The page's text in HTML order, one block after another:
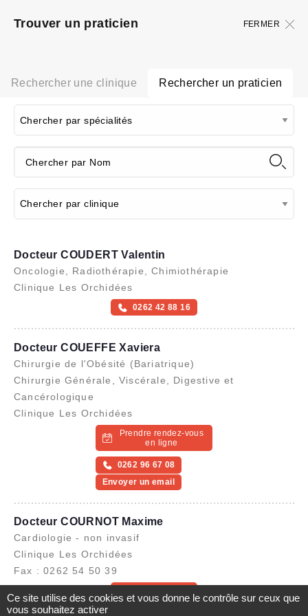
FERMER
Trouver un praticien
Rechercher une clinique Rechercher un praticien
Docteur COUDERT Valentin
Oncologie, Radiothérapie, Chimiothérapie
Clinique Les Orchidées
0262 42 88 16
Docteur COUEFFE Xaviera
Chirurgie de l'Obésité (Bariatrique)
Chirurgie Générale, Viscérale, Digestive et
Cancérologique
Clinique Les Orchidées
Prendre rendez-vous
en ligne
0262 96 67 08
Envoyer un email
Docteur COURNOT Maxime
Cardiologie - non invasif
Clinique Les Orchidées
Fax : 0262 54 50 39
Ce site utilise des cookies et vous donne le contrôle sur ceux que
vous souhaitez activer